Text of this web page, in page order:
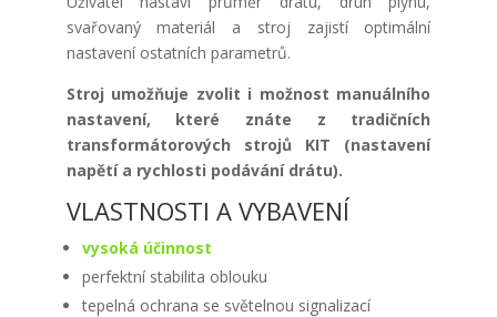
svařovaný materiál a stroj zajistí optimální
nastavení ostatních parametrů.
Stroj umožňuje zvolit i možnost manuálního
nastavení, které znáte z tradičních
transformátorových strojů KIT (nastavení
napětí a rychlosti podávání drátu).
VLASTNOSTI A VYBAVENÍ
vysoká účinnost
perfektní stabilita oblouku
tepelná ochrana se světelnou signalizací